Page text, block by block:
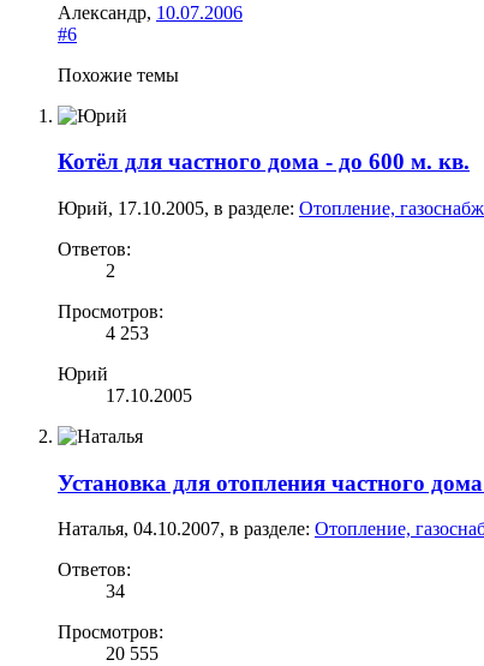
Александр, 10.07.2006
#6
Похожие темы
Котёл для частного дома - до 600 м. кв.
Юрий, 17.10.2005, в разделе: Отопление,
Ответов:
2
Просмотров:
4 253
Юрий
17.10.2005
Установка для отопления частного
Наталья, 04.10.2007, в разделе: Отопление,
Ответов:
34
Просмотров:
20 555